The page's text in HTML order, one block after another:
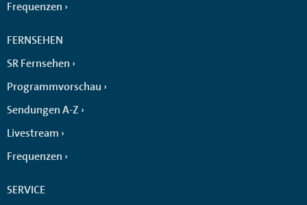
Frequenzen
FERNSEHEN
SR Fernsehen
Programmvorschau
Sendungen A-Z
Livestream
Frequenzen
SERVICE